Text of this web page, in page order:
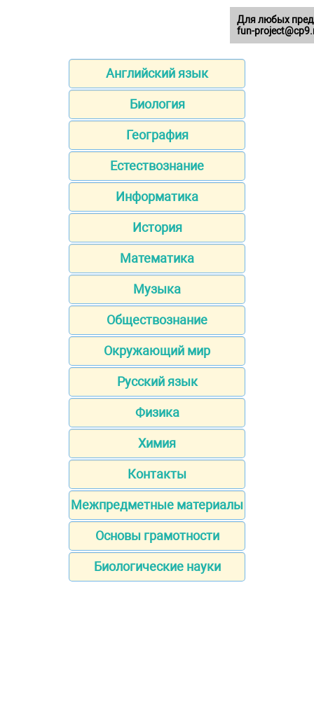
Английский язык
Биология
География
Естествознание
Информатика
История
Математика
Музыка
Обществознание
Окружающий мир
Русский язык
Физика
Химия
Контакты
Межпредметные материалы
Основы грамотности
Биологические науки
Для любых
fun-